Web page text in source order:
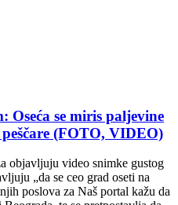
Oseća se miris paljevine
(FOTO, VIDEO)
objavljuju video snimke gustog
„da se ceo grad oseti na
poslova za Naš portal kažu da